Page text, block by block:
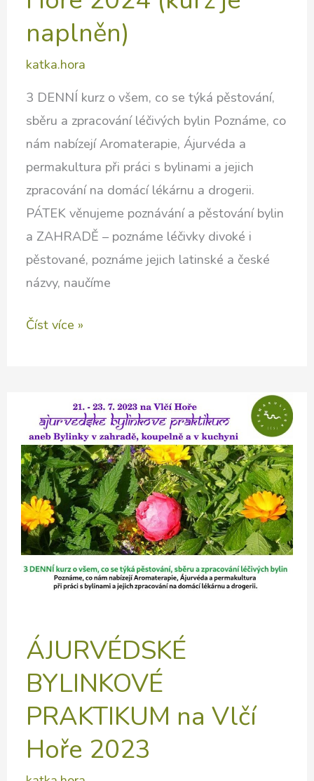
naplněn)
katka.hora
3 DENNÍ kurz o všem, co se týká pěstování,
sběru a zpracování léčivých bylin Poznáme, co
nám nabízejí Aromaterapie, Ájurvéda a
permakultura při práci s bylinami a jejich
zpracování na domácí lékárnu a drogerii.
PÁTEK věnujeme poznávání a pěstování bylin
a ZAHRADĚ – poznáme léčivky divoké i
pěstované, poznáme jejich latinské a české
názvy, naučíme
ÁJURVÉDSKÉ
Vlčí
Hoře
2024
(kurz
je
naplněn)
Číst více »
ÁJURVÉDSKÉ
BYLINKOVÉ
PRAKTIKUM na Vlčí
Hoře 2023